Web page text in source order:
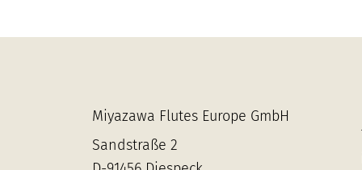
Miyazawa Flutes Europe GmbH
Sandstraße 2